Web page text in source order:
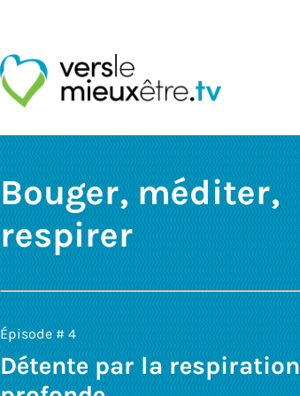
Bouger, méditer,
respirer
Épisode # 4
Détente par la respiration